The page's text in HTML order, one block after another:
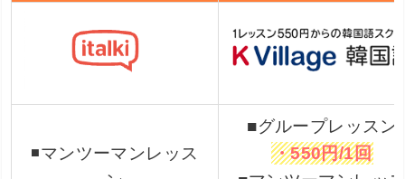
◾️マンツーマンレッス
■グループレッスン
・550円/1回